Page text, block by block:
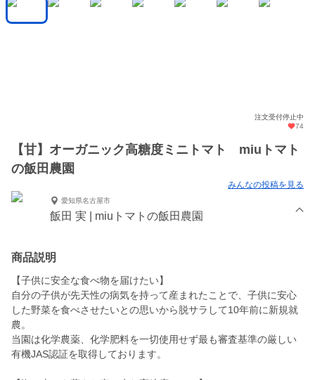
注文受付停止中
74
【甘】オーガニック高糖度ミニトマト miuトマト
の飯田農園
みんなの投稿を見る
愛知県名古屋市
飯田 実 | miuトマトの飯田農園
商品説明
【子供に安全な食べ物を届けたい】
自分の子供が先天性の病気を持って産まれたことで、子供に安心
した野菜を食べさせたいとの思いから脱サラして10年前に新規就
農。
当園は化学農薬、化学肥料を一切使用せず最も審査基準の厳しい
有機JAS認証を取得しております。